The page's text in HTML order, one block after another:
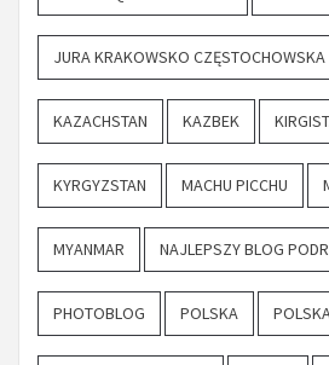
JURA KRAKOWSKO CZĘSTOCHOWSKA
KAZACHSTAN KAZBEK
KYRGYZSTAN MACHU PICCHU
MYANMAR NAJLEPSZY BLOG
PHOTOBLOG POLSKA